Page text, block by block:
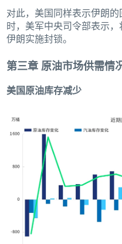
对此，美国同样表示伊朗的
时，美军中央司令部表示
伊朗实施封锁。
第三章 原油市场供需情
美国原油库存减少